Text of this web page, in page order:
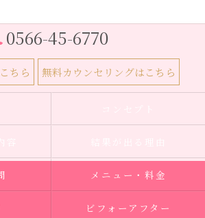
0566-45-6770
ちら 無料カウンセリングはこちら
メニュー・料金
ビフォーアフター